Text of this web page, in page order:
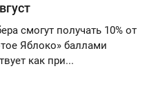
смогут получать 10% от
Яблоко» баллами
как при...